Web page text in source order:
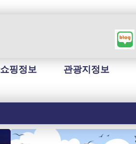
쇼핑정보
관광지정보